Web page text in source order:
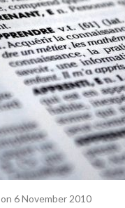
on 6 November 2010